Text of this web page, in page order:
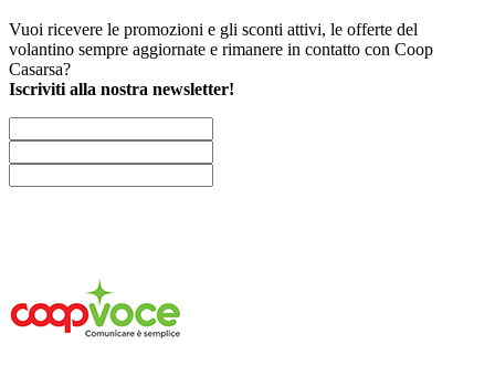
Vuoi ricevere le promozioni e gli sconti attivi, le offerte del
volantino sempre aggiornate e rimanere in contatto con Coop
Casarsa?
Iscriviti alla nostra newsletter!